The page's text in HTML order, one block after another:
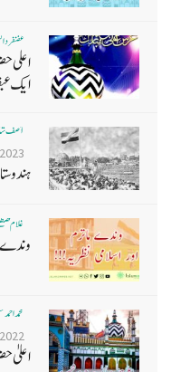
غضنفر
اعلی
ایک
آصف
غلام
وندے
محمد
اعلیٰ